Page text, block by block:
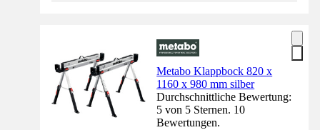
Metabo Klappbock 820 x
1160 x 980 mm silber
Durchschnittliche Bewertung:
5 von 5 Sternen. 10
Bewertungen.